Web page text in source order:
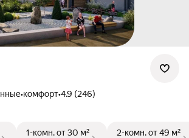
•комфорт•4.9 (246)
1-комн.от 30 м²
2-комн.от 49 м²